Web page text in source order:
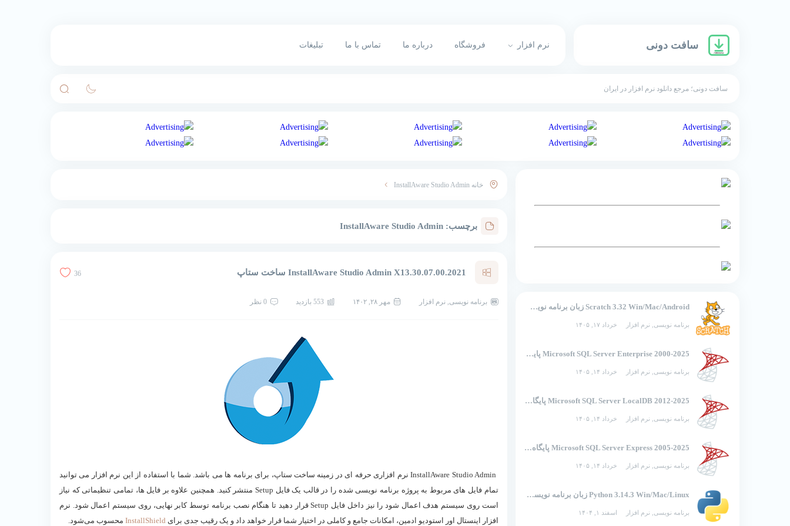
سافت دونی نرم افزار فروشگاه درباره ما تماس با ما تبلیغات
سافت دونی؛ مرجع دانلود نرم افزار در ایران
Scratch 3.32 Win/Mac/Android زبان برنامه نویسی تصویری اسکرچ
برنامه نویسی نرم افزار خرداد ۱۷, ۱۴۰۵
2000-2025 Microsoft SQL Server Enterprise پایگاه داده
برنامه نویسی نرم افزار خرداد ۱۴, ۱۴۰۵
2012-2025 Microsoft SQL Server LocalDB پایگاه داده
برنامه نویسی نرم افزار خرداد ۱۴, ۱۴۰۵
2005-2025 Microsoft SQL Server Express پایگاه داده
برنامه نویسی نرم افزار خرداد ۱۴, ۱۴۰۵
Python 3.14.3 Win/Mac/Linux زبان برنامه نویسی پایتون
برنامه نویسی نرم افزار اسفند ۱, ۱۴۰۴
خانه InstallAware Studio Admin
برچسب:InstallAware Studio Admin
InstallAware Studio Admin X13.30.07.00.2021 ساخت ستاپ 36
برنامه نویسی,نرم افزار مهر ۲۸, ۱۴۰۲ 553 بازدید 0 نظر
InstallAware Studio Admin نرم افزاری حرفه ای در زمینه ساخت ستاپ، برای برنامه ها می باشد. شما با استفاده از این نرم افزار می توانید
تمام فایل های مربوط به پروژه برنامه نویسی شده را در قالب یک فایل Setup منتشر کنید. همچنین علاوه بر فایل ها، تمامی تنظیماتی که نیاز
است روی سیستم هدف اعمال شود را نیز داخل فایل Setup قرار دهید تا هنگام نصب برنامه توسط کابر نهایی، روی سیستم اعمال شود. نرم
افزار اینستال اور استودیو ادمین، امکانات جامع و کاملی در اختیار شما قرار خواهد داد و یک رقیب جدی برای InstallShield محسوب می‌شود.